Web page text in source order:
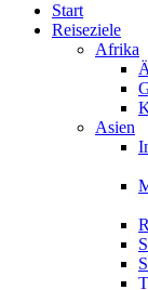
Start
Reiseziele
Afrika
Asien